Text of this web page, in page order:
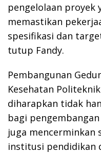
pengelolaan proyek
memastikan
spesifikasi dan
tutup Fandy.
Pembangunan
Kesehatan
diharapkan tidak
bagi
juga
institusi pendidikan